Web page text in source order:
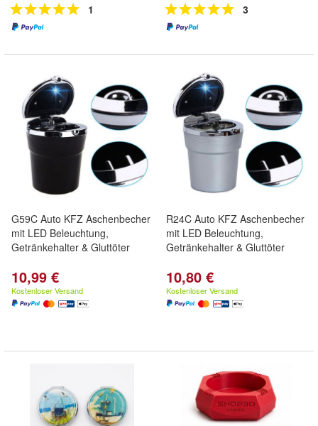
1 3
G59C Auto KFZ Aschenbecher
mit LED Beleuchtung,
Getränkehalter & Gluttöter
10,99 €
Kostenloser Versand
R24C Auto KFZ Aschenbecher
mit LED Beleuchtung,
Getränkehalter & Gluttöter
10,80 €
Kostenloser Versand